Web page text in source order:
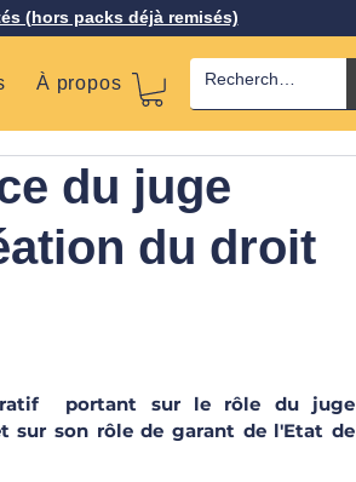
(hors packs déjà remisés)
À propos
du juge
du droit
portant sur le rôle du juge
son rôle de garant de l'Etat de